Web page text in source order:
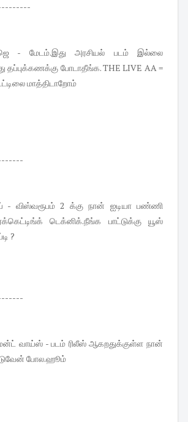
- மேடம்.இது அரசியல் படம் இல்லை
தப்புக்கணக்கு போடாதீங்க. THE LIVE AA =
மாத்திடாறோம்
- விஸ்வரூபம் 2 க்கு நான் ஐடியா பண்ணி
டெக்னிக்.நீங்க பாட்டுக்கு யூஸ்
?
வாய்ஸ் - படம் ரிலீஸ் ஆகறதுக்குள்ள நான்
போல.ஹூம்